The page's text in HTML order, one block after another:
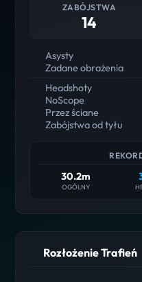
ZABÓJSTWA
14
Asysty
Zadane obrażenia
Headshoty
NoScope
Przez ściane
Zabójstwa od tyłu
30.2m
OGÓLNY
Rozłożenie Trafień